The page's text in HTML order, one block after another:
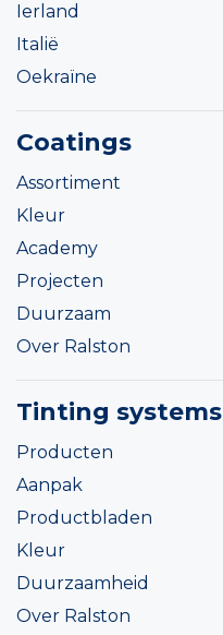
Ierland
Italië
Oekraïne
Coatings
Assortiment
Kleur
Academy
Projecten
Duurzaam
Over Ralston
Tinting systems
Producten
Aanpak
Productbladen
Kleur
Duurzaamheid
Over Ralston